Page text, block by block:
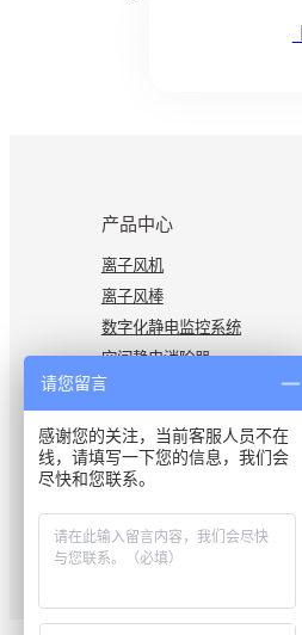
产品中心
离子风机
离子风棒
数字化静电监控系统
空间静电消除器
静电测试仪器
0512-68059699
请您留言
感谢您的关注，当前客服人员不在
线，请填写一下您的信息，我们会
尽快和您联系。